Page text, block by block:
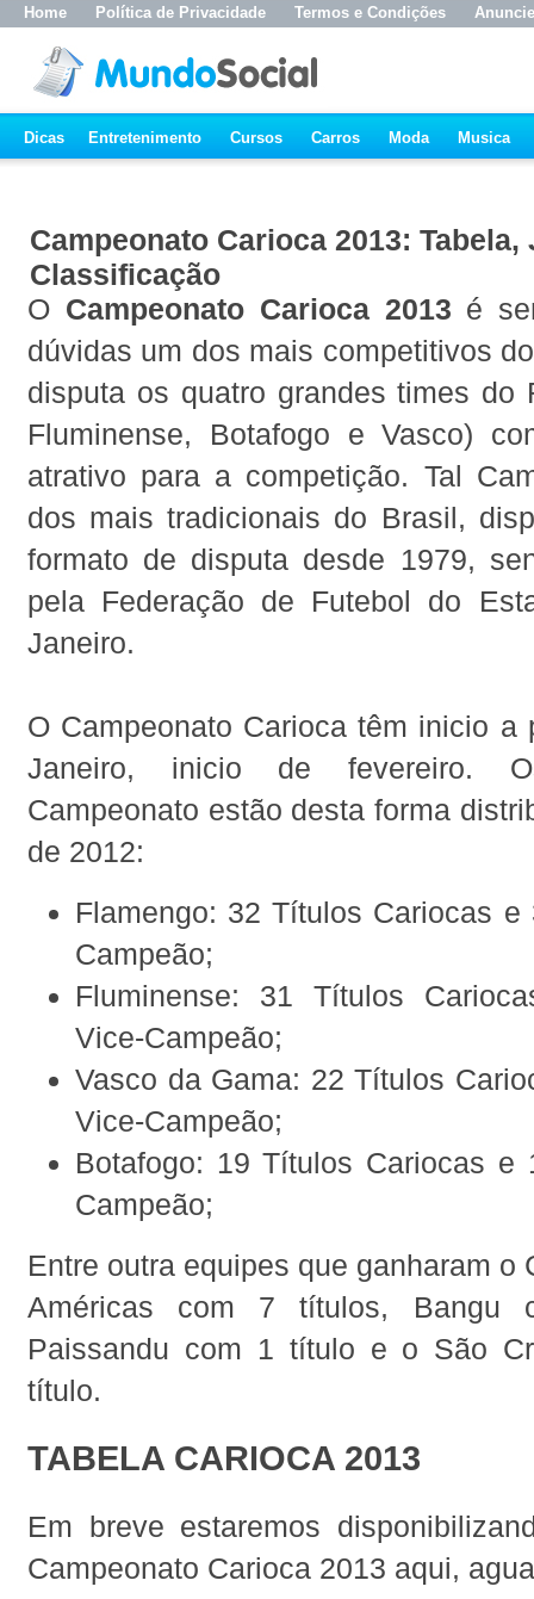
Home Política de Privacidade Termos e Condições Anuncie
Dicas Entretenimento Cursos Carros Moda Musica
Campeonato Carioca 2013: Tabela,
Classificação
O Campeonato Carioca 2013 é
dúvidas um dos mais competitivos
disputa os quatro grandes times do
Fluminense, Botafogo e Vasco)
atrativo para a competição. Tal
dos mais tradicionais do Brasil,
formato de disputa desde 1979,
pela Federação de Futebol do
Janeiro.
O Campeonato Carioca têm inicio a
Janeiro, inicio de fevereiro.
Campeonato estão desta forma
de 2012:
Flamengo: 32 Títulos Cariocas
Campeão;
Fluminense: 31 Títulos
Vice-Campeão;
Vasco da Gama: 22 Títulos
Vice-Campeão;
Botafogo: 19 Títulos Cariocas e
Campeão;
Entre outra equipes que ganharam o
Américas com 7 títulos, Bangu
Paissandu com 1 título e o São
título.
TABELA CARIOCA 2013
Em breve estaremos
Campeonato Carioca 2013 aqui,